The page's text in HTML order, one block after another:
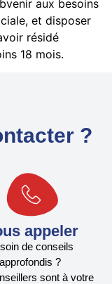
aux besoins
et disposer
résidé
18 mois.
?
appeler
de conseils
approfondis ?
sont à votre